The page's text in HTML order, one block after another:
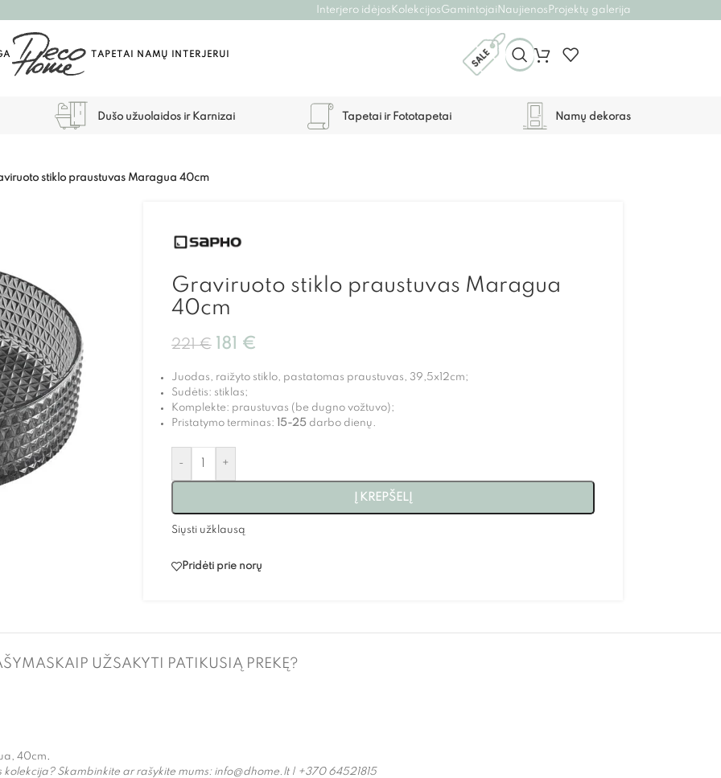
Interjero idėjos KolekcijosGamintojai Naujienos Projektų galerija
TAPETAI NAMŲ INTERJERUI
Dušo užuolaidos ir Karnizai Tapetai ir Fototapetai Namų dekoras
stiklo praustuvas Maragua 40cm
Graviruoto stiklo praustuvas Maragua
40cm
221€ 181 €
Juodas, raižyto stiklo, pastatomas praustuvas, 39,5x12cm;
Sudėtis: stiklas;
Komplekte: praustuvas (be dugno vožtuvo);
Pristatymo terminas:
15-25darbo dienų.
- +
Į KREPŠELĮ
Siųsti užklausą
Pridėti prie norų
KAIP UŽSAKYTI PATIKUSIĄ PREKĘ?
40cm
Skambinkite ar rašykite mums: info@dhome.lt | +370 64521815